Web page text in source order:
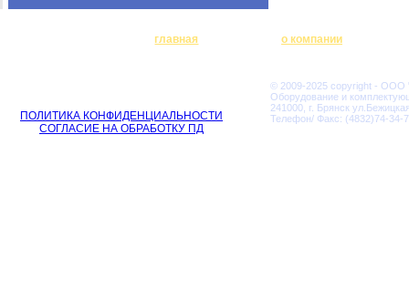
главная о компании
ПОЛИТИКА КОНФИДЕНЦИАЛЬНОСТИ
СОГЛАСИЕ НА ОБРАБОТКУ ПД
© 2009-2025 copyright - ООО
Оборудование и
241000, г. Брянск
Телефон/ Факс: (4832)74-34-